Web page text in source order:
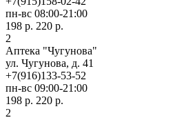
пн-вс 08:00-21:00
198 р. 220 р.
2
Аптека "Чугунова"
ул. Чугунова, д. 41
+7(916)133-53-52
пн-вс 09:00-21:00
198 р. 220 р.
2